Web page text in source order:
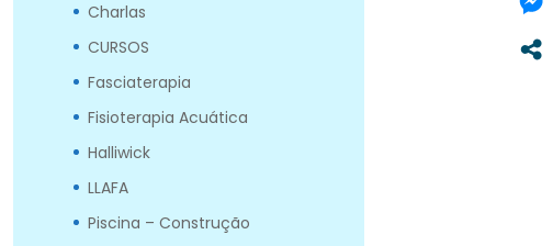
Charlas
CURSOS
Fasciaterapia
Fisioterapia Acuática
Halliwick
LLAFA
Piscina – Construção